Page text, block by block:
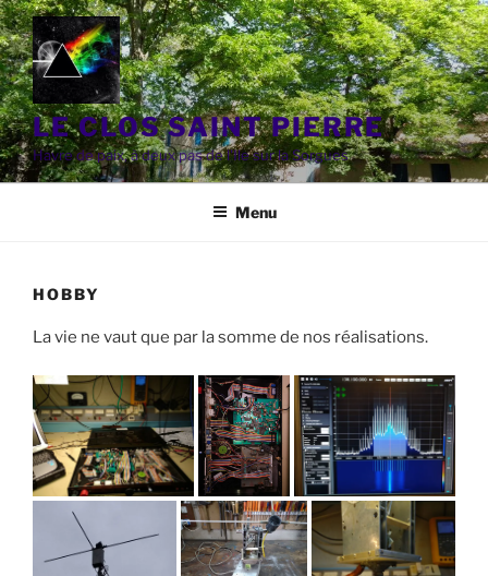
Aller
au
contenu
principal
LE CLOS SAINT PIERRE
Havre de paix, à deux pas de l'Ile sur la Sorgues
Menu
HOBBY
La vie ne vaut que par la somme de nos réalisations.